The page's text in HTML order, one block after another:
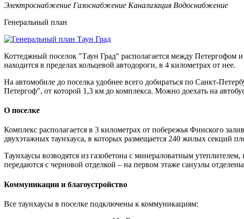
Электроснабжение Газоснабжение Канализация Водоснабжение
Генеральный план
Коттеджный поселок "Таун Град" располагается между Петергофом
находится в пределах кольцевой автодороги, в 4 километрах от нее.
На автомобиле до поселка удобнее всего добираться по Санкт-
Петергоф", от которой 1,3 км до комплекса. Можно доехать на
О поселке
Комплекс располагается в 3 километрах от побережья Финского
двухэтажных таунхауса, в которых размещается 240 жилых секций
Таунхаусы возводятся из газобетона с минераловатным
передаются с черновой отделкой – на первом этаже санузлы
Коммуникации и благоустройство
Все таунхаусы в поселке подключены к коммуникациям: